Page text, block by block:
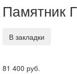
Памятник
В закладки
81 400 руб.